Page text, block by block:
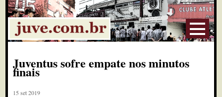
Juventus sofre empate nos minutos
finais
15 set 2019